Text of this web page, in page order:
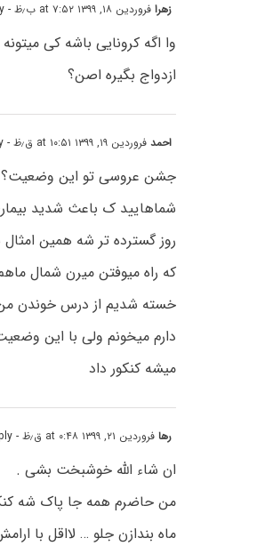
زهرافروردین ۱۸, ۱۳۹۹ at ۷:۵۲ ب٫ظ - Reply
وا اگه کرونایی باشه کی
ازدواج بگیره اصن؟ ‌‌
احمدفروردین ۱۹, ۱۳۹۹ at ۱۰:۵۱ ق٫ظ - Reply
جشن عروسی تو این
شماهایید ک باعث شدید
روز گسترده تر شه همین
که راه میوفتن میرن شمال
دارم میخونم ولی با این
میشه کنکور داد
رهافروردین ۲۱, ۱۳۹۹ at ۰:۴۸ ق٫ظ - Reply
ان شاء الله خوشبخت بشی .
من حاضرم همه جا پاک شه
ماه بندازن جلو … لااقل با